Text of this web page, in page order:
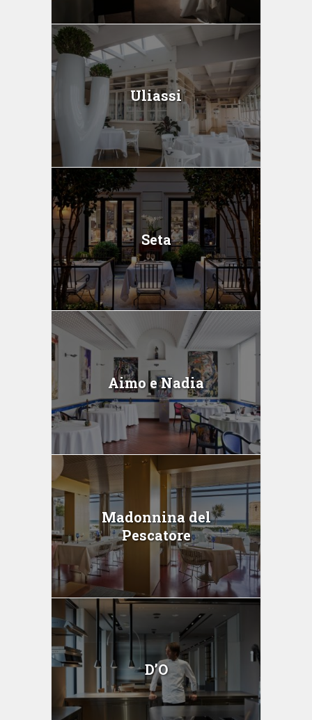
Uliassi
Seta
Aimo e Nadia
Madonnina del
Pescatore
D’O